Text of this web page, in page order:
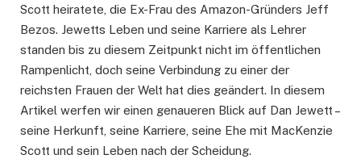
Scott heiratete, die Ex-Frau des Amazon-Gründers Jeff
Bezos. Jewetts Leben und seine Karriere als Lehrer
standen bis zu diesem Zeitpunkt nicht im öffentlichen
Rampenlicht, doch seine Verbindung zu einer der
reichsten Frauen der Welt hat dies geändert. In diesem
Artikel werfen wir einen genaueren Blick auf Dan Jewett –
seine Herkunft, seine Karriere, seine Ehe mit MacKenzie
Scott und sein Leben nach der Scheidung.